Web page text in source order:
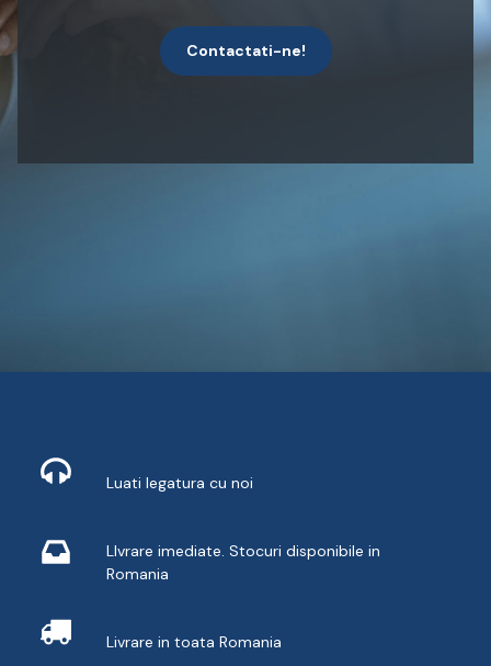
Contactati-ne!
Luati legatura cu noi
LIvrare imediate. Stocuri disponibile in
Romania
Livrare in toata Romania